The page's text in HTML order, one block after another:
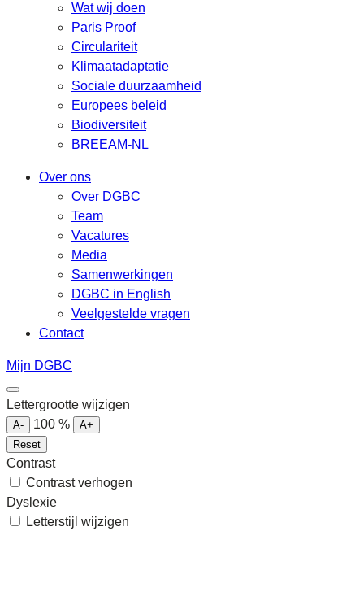
Wat wij doen
Paris Proof
Circulariteit
Klimaatadaptatie
Sociale duurzaamheid
Europees beleid
Biodiversiteit
BREEAM-NL
Over ons
Over DGBC
Team
Vacatures
Media
Samenwerkingen
DGBC in English
Veelgestelde vragen
Contact
Mijn DGBC
Lettergrootte wijzigen
A- 100 %
A+
Reset
Contrast
Contrast verhogen
Dyslexie
Letterstijl wijzigen